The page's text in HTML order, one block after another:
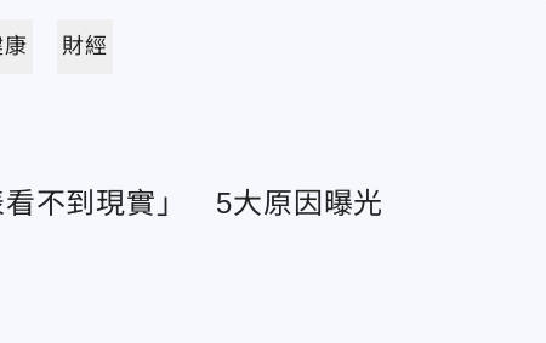
康 財經
看不到現實」 5大原因曝光